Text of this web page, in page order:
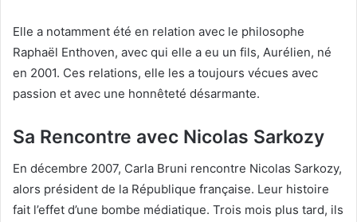
Elle a notamment été en relation avec le philosophe
Raphaël Enthoven, avec qui elle a eu un fils, Aurélien, né
en 2001. Ces relations, elle les a toujours vécues avec
passion et avec une honnêteté désarmante.
Sa Rencontre avec Nicolas Sarkozy
En décembre 2007, Carla Bruni rencontre Nicolas Sarkozy,
alors président de la République française. Leur histoire
fait l’effet d’une bombe médiatique. Trois mois plus tard, ils